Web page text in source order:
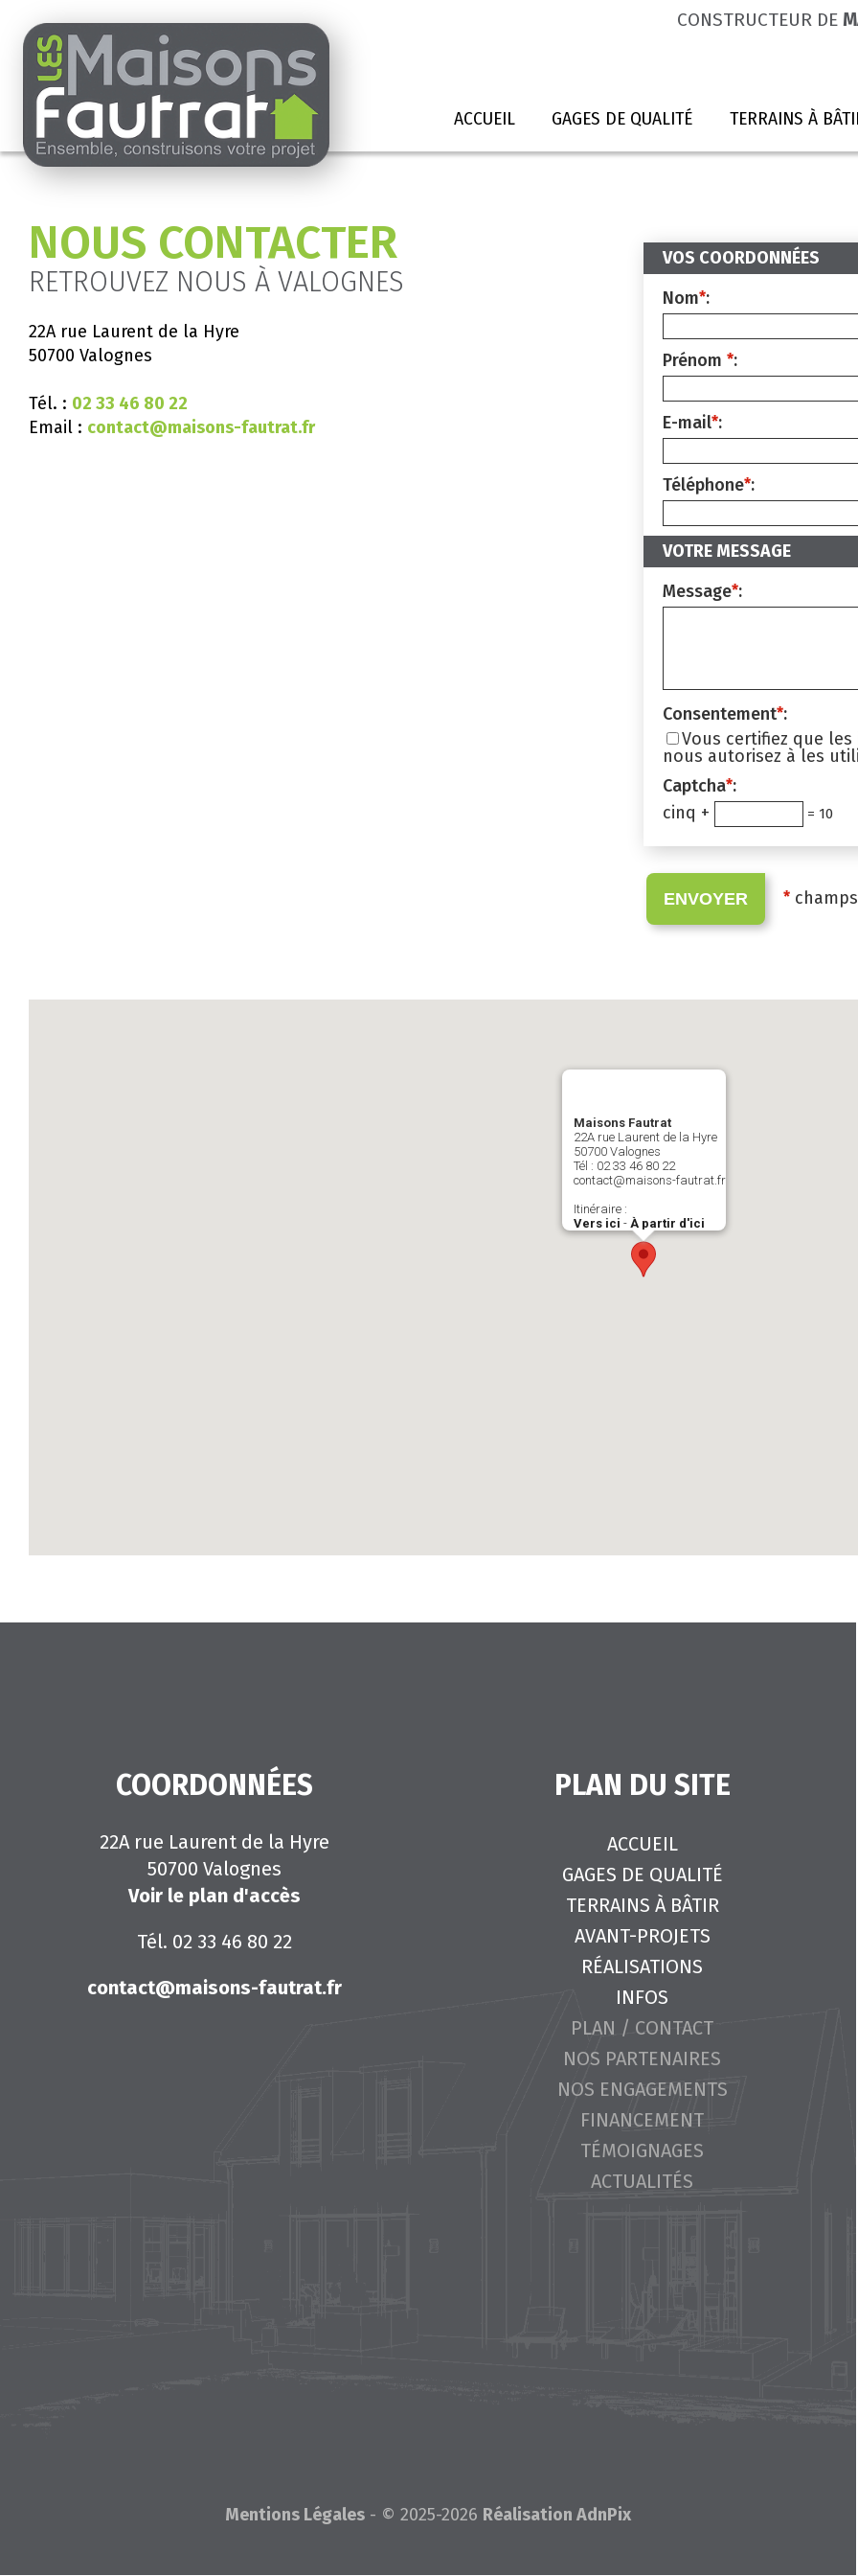
CONSTRUCTEUR DE
ACCUEIL GAGES DE QUALITÉ TERRAINS À
NOUS CONTACTER
RETROUVEZ NOUS À VALOGNES
22A rue Laurent de la Hyre
50700 Valognes
Tél. : 02 33 46 80 22
Email : contact@maisons-fautrat.fr
VOS COORDONNÉES
Nom*:
Prénom *:
E-mail*:
Téléphone*:
VOTRE MESSAGE
Message*:
Consentement*:
Vous certifiez que
nous autorisez à les
Captcha*:
cinq +
= 10
*
COORDONNÉES
22A rue Laurent de la Hyre
50700 Valognes
Voir le plan d'accès
Tél. 02 33 46 80 22
contact@maisons-fautrat.fr
PLAN DU SITE
ACCUEIL
GAGES DE QUALITÉ
TERRAINS À BÂTIR
AVANT-PROJETS
RÉALISATIONS
INFOS
PLAN / CONTACT
NOS PARTENAIRES
NOS ENGAGEMENTS
FINANCEMENT
TÉMOIGNAGES
ACTUALITÉS
Mentions Légales - © 2025-2026 Réalisation AdnPix